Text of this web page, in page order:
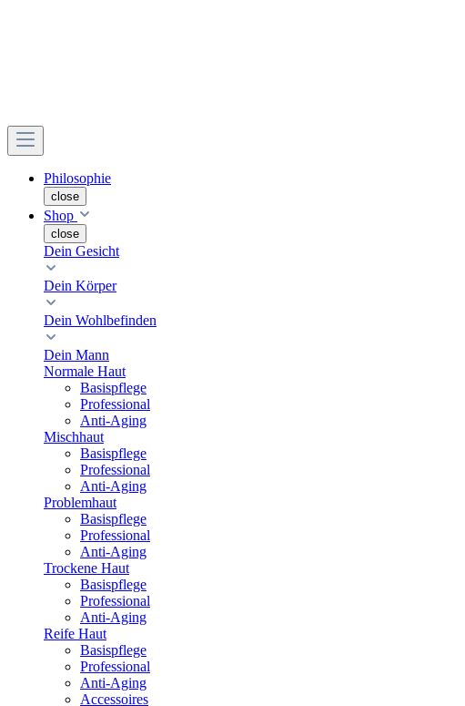
Philosophie
close
Shop
close
Dein Gesicht
Dein Körper
Dein Wohlbefinden
Dein Mann
Normale Haut
Basispflege
Professional
Anti-Aging
Mischhaut
Basispflege
Professional
Anti-Aging
Problemhaut
Basispflege
Professional
Anti-Aging
Trockene Haut
Basispflege
Professional
Anti-Aging
Reife Haut
Basispflege
Professional
Anti-Aging
Accessoires